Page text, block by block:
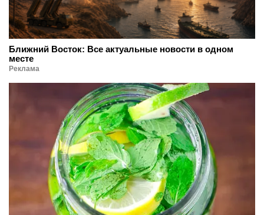
Ближний Восток: Все актуальные новости в одном
месте
Реклама